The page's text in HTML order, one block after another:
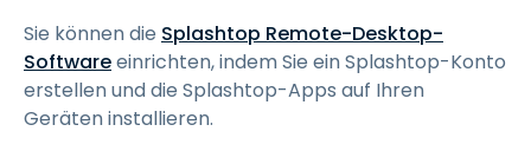
Sie können die Splashtop Remote-Desktop-
Softwareeinrichten, indem Sie ein Splashtop-Konto
erstellen und die Splashtop-Apps auf Ihren
Geräten installieren.